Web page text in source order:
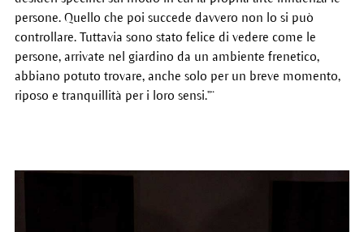
persone. Quello che poi succede davvero non lo si può
controllare. Tuttavia sono stato felice di vedere come le
persone, arrivate nel giardino da un ambiente frenetico,
abbiano potuto trovare, anche solo per un breve momento,
riposo e tranquillità per i loro sensi."“